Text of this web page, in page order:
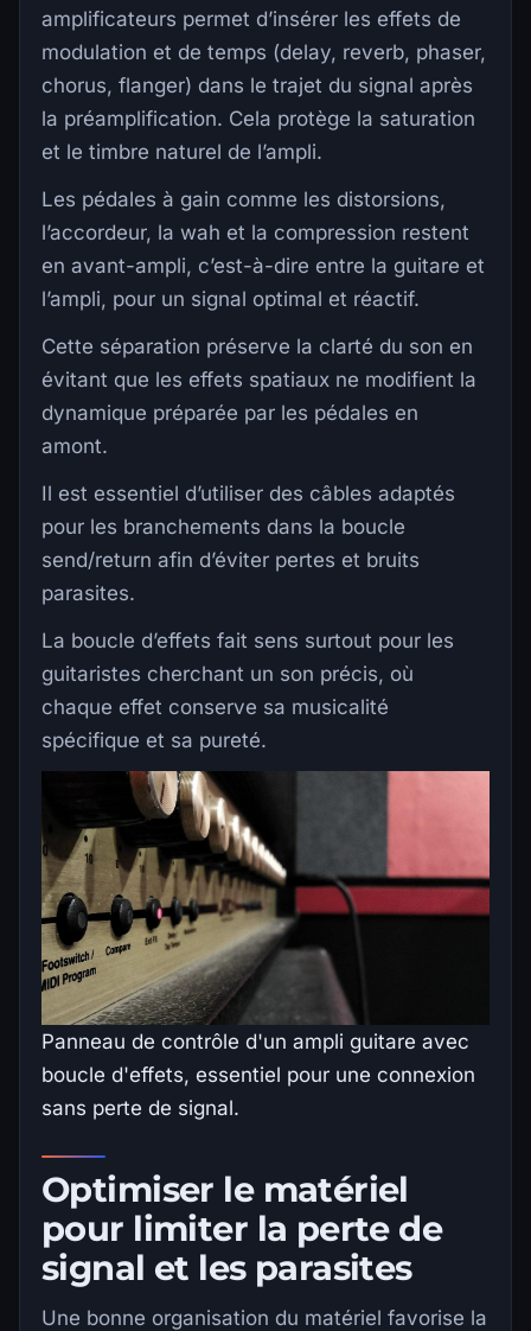
amplificateurs permet d’insérer les effets de
modulation et de temps (delay, reverb, phaser,
chorus, flanger) dans le trajet du signal après
la préamplification. Cela protège la saturation
et le timbre naturel de l’ampli.
Les pédales à gain comme les distorsions,
l’accordeur, la wah et la compression restent
en avant-ampli, c’est-à-dire entre la guitare et
l’ampli, pour un signal optimal et réactif.
Cette séparation préserve la clarté du son en
évitant que les effets spatiaux ne modifient la
dynamique préparée par les pédales en
amont.
Il est essentiel d’utiliser des câbles adaptés
pour les branchements dans la boucle
send/return afin d’éviter pertes et bruits
parasites.
La boucle d’effets fait sens surtout pour les
guitaristes cherchant un son précis, où
chaque effet conserve sa musicalité
spécifique et sa pureté.
Panneau de contrôle d'un ampli guitare avec
boucle d'effets, essentiel pour une connexion
sans perte de signal.
Optimiser le matériel
pour limiter la perte de
signal et les parasites
Une bonne organisation du matériel favorise la